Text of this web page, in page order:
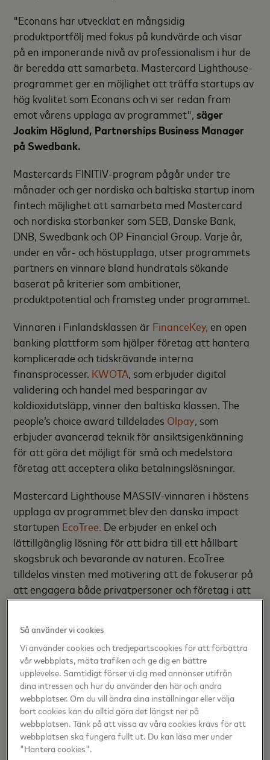
"Econans har utvecklat en mångsidig
produktportfölj med fokus på kundvärde och visar
på en imponerande nivå av professionalism i hur de
är beredda att samarbeta. Mastercard Lighthouse-
programmet ger en möjlighet att träffa startups av
hög kvalitet som Econans och vi ser redan fram
emot vårens upplaga av programmet",säger
Joakim Höglund, Partnerships Business Manager
på Swedbank.
Mastercards FINITIV-program pågår under tre
månader och ger nordiska och baltiska startup inom
fintech möjlighet att samarbeta med Mastercard
och nordiska storbanker som SEB, Danske Bank,
DNB, Swedbank och OP Financial Group. Varje år,
under en vår- och höstupplaga, utser programmets
partners en vinnare bland hundratals sökande
baserat på kriterier som ambitioner,
produktpotential och framsteg under programmet.
Vinnaren i Finlandsklassen är FinanceKey,en open
banking plattform som hjälper företag att hantera
komplicerade och tidskrävande interna
finansprocesser. KWOTA, som erbjuder digital
validering och handel med besparingar av
koldioxidutsläpp, vinner den baltiska klassen. The
people’s choice award tilldelades Olpay, som
erbjuder avancerad teknik för ansiktsigenkänning
för att göra det möjligt för små och medelstora
företag att acceptera olika betalningslösningar.
Mastercard Lighthouse MASSIV-vinnaren i höstens
upplaga av programmet blev den danska impact
startupen EcoTree. De erbjuder en enkel och
lättillgänglig lösning för att bidra till ett hållbart
skogsbruk och bevarande av naturen. EcoTree
tilldelas vinsten med motivering att de fokuserar på
att engagera både privatpersoner och företag i att
lösa klimatförändringarna och öka den biologiska
påverkan och hållbarhet.
Bland MASSIV-finalisterna fanns också det norska
lagertjänstföretagetWanda och det danska
miljöteknikföretagetKlimate. Klimate tilldelades
också Investors Award för att ha dragit till sig mest
investerarintresse. Den svenska startupenIgnitia,
som tillhandahåller exakta, platsspecifika
Så använder vi cookies
Vi använder cookies och tredjepartscookies för att förbättra
vår webbplats, mäta trafiken och ge dig en bättre
upplevelse. Samtidigt förser vi dig med annonser utifrån
dina intressen och hur du använder den här och andra
webbplatser. Om du vill ändra dina inställningar eller välja
bort cookies kan du alltid göra det längst ner på
webbplatsen. Tänk på att vissa av våra cookies krävs för att
webbplatsen ska fungera fullt ut. Du kan läsa mer under
"Hantera cookies".